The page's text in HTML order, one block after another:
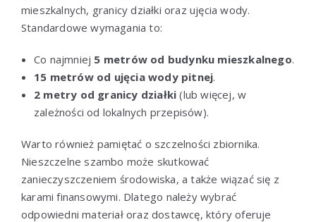
mieszkalnych, granicy działki oraz ujęcia wody.
Standardowe wymagania to:
Co najmniej 5 metrów od budynku mieszkalnego.
15 metrów od ujęcia wody pitnej.
2 metry od granicy działki (lub więcej, w
zależności od lokalnych przepisów).
Warto również pamiętać o szczelności zbiornika.
Nieszczelne szambo może skutkować
zanieczyszczeniem środowiska, a także wiązać się z
karami finansowymi. Dlatego należy wybrać
odpowiedni materiał oraz dostawcę, który oferuje